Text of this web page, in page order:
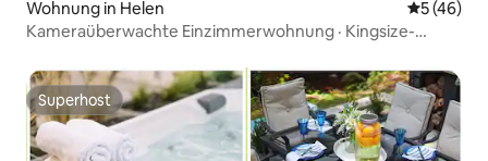
Wohnung in Helen
5 (46)
Kameraüberwachte Einzimmerwohnung · Kingsize-
Superhost
Superhost